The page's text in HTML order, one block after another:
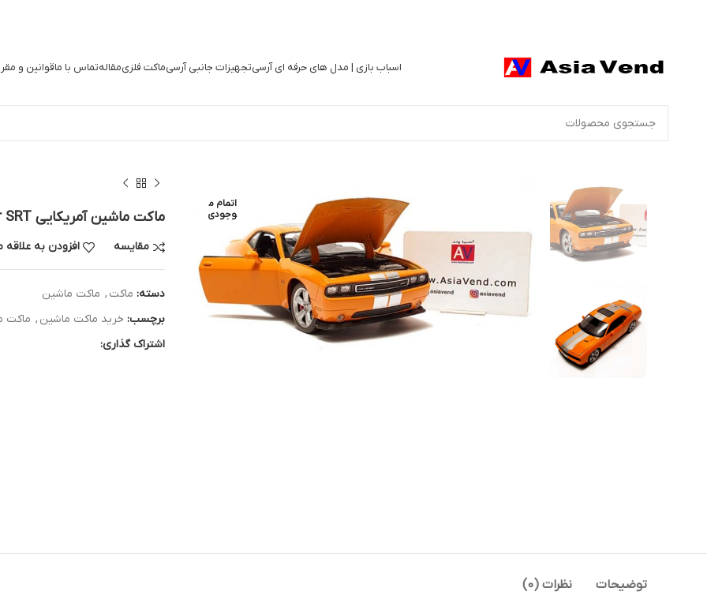
اسباب بازی | مدل های حرفه ای آرسیتجهیزات جانبی آرسیماکت فلزیمقالهتماس با ماقوانین و
اتمام م
وجودی
ماکت ماشین آمریکایی Dodge Challenger SRT
مقایسه افزودن به
دسته: ماکت , ماکت ماشین
برچسب: خرید ماکت ماشین , ماکت
اشتراک گذاری:
توضیحات نظرات (0)